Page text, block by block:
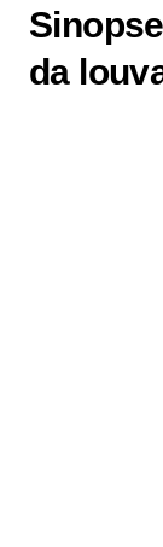
da